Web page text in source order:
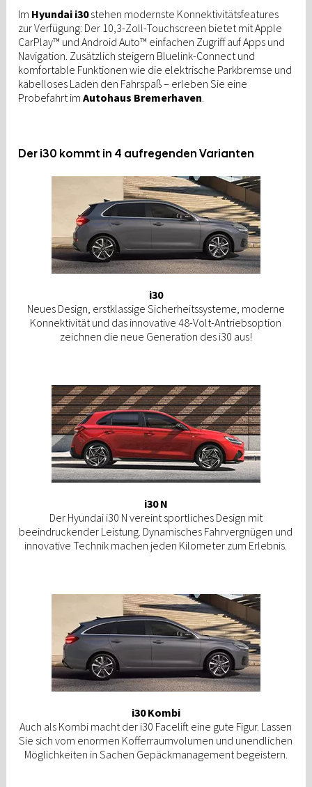
Im Hyundai i30stehen modernste Konnektivitätsfeatures
zur Verfügung: Der 10,3-Zoll-Touchscreen bietet mit Apple
CarPlay™ und Android Auto™ einfachen Zugriff auf Apps und
Navigation. Zusätzlich steigern Bluelink-Connect und
komfortable Funktionen wie die elektrische Parkbremse und
kabelloses Laden den Fahrspaß – erleben Sie eine
Probefahrt imAutohaus Bremerhaven.
Der i30 kommt in 4 aufregenden Varianten
i30
Neues Design, erstklassige Sicherheitssysteme, moderne
Konnektivität und das innovative 48-Volt-Antriebsoption
zeichnen die neue Generation des i30 aus!
i30 N
Der Hyundai i30 N vereint sportliches Design mit
beeindruckender Leistung. Dynamisches Fahrvergnügen und
innovative Technik machen jeden Kilometer zum Erlebnis.
i30 Kombi
Auch als Kombi macht der i30 Facelift eine gute Figur. Lassen
Sie sich vom enormen Kofferraumvolumen und unendlichen
Möglichkeiten in Sachen Gepäckmanagement begeistern.